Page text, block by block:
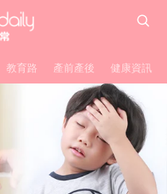
教育路 產前產後 健康資訊